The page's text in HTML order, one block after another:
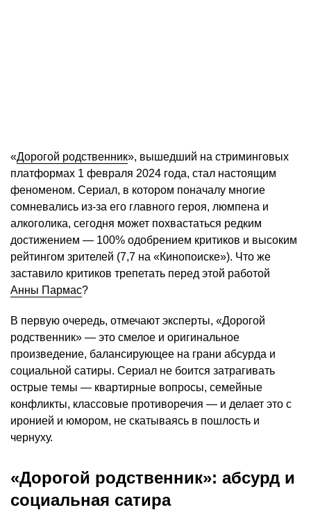
«Дорогой родственник», вышедший на стриминговых
платформах 1 февраля 2024 года, стал настоящим
феноменом. Сериал, в котором поначалу многие
сомневались из-за его главного героя, люмпена и
алкоголика, сегодня может похвастаться редким
достижением — 100% одобрением критиков и высоким
рейтингом зрителей (7,7 на «Кинопоиске»). Что же
заставило критиков трепетать перед этой работой
Анны Пармас?
В первую очередь, отмечают эксперты, «Дорогой
родственник» — это смелое и оригинальное
произведение, балансирующее на грани абсурда и
социальной сатиры. Сериал не боится затрагивать
острые темы — квартирные вопросы, семейные
конфликты, классовые противоречия — и делает это с
иронией и юмором, не скатываясь в пошлость и
чернуху.
«Дорогой родственник»: абсурд и
социальная сатира